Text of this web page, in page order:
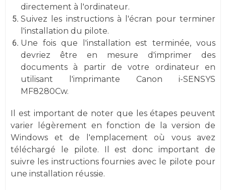
directement à l'ordinateur.
Suivez les instructions à l'écran pour terminer
l'installation du pilote.
Une fois que l'installation est terminée, vous
devriez être en mesure d'imprimer des
documents à partir de votre ordinateur en
utilisant l'imprimante Canon i-SENSYS
MF8280Cw.
Il est important de noter que les étapes peuvent
varier légèrement en fonction de la version de
Windows et de l'emplacement où vous avez
téléchargé le pilote. Il est donc important de
suivre les instructions fournies avec le pilote pour
une installation réussie.